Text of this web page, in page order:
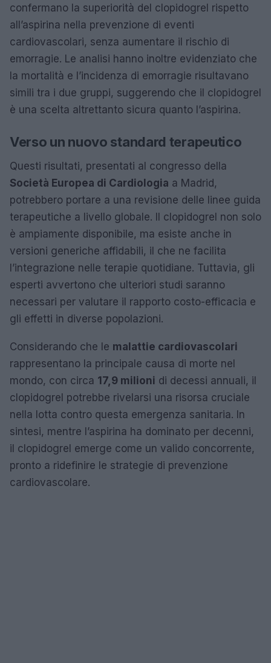
confermano la superiorità del clopidogrel rispetto
all’aspirina nella prevenzione di eventi
cardiovascolari, senza aumentare il rischio di
emorragie. Le analisi hanno inoltre evidenziato che
la mortalità e l’incidenza di emorragie risultavano
simili tra i due gruppi, suggerendo che il clopidogrel
è una scelta altrettanto sicura quanto l’aspirina.
Verso un nuovo standard terapeutico
Questi risultati, presentati al congresso della
Società Europea di Cardiologia a Madrid,
potrebbero portare a una revisione delle linee guida
terapeutiche a livello globale. Il clopidogrel non solo
è ampiamente disponibile, ma esiste anche in
versioni generiche affidabili, il che ne facilita
l’integrazione nelle terapie quotidiane. Tuttavia, gli
esperti avvertono che ulteriori studi saranno
necessari per valutare il rapporto costo-efficacia e
gli effetti in diverse popolazioni.
Considerando che le malattie cardiovascolari
rappresentano la principale causa di morte nel
mondo, con circa 17,9 milioni di decessi annuali, il
clopidogrel potrebbe rivelarsi una risorsa cruciale
nella lotta contro questa emergenza sanitaria. In
sintesi, mentre l’aspirina ha dominato per decenni,
il clopidogrel emerge come un valido concorrente,
pronto a ridefinire le strategie di prevenzione
cardiovascolare.